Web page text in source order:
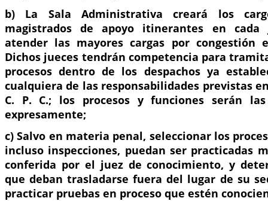
b) La Sala Administrativa creará los
magistrados de apoyo itinerantes en cada
atender las mayores cargas por congestión
Dichos jueces tendrán competencia para
procesos dentro de los despachos ya
cualquiera de las responsabilidades previstas
C. P. C.; los procesos y funciones serán
expresamente;
c) Salvo en materia penal, seleccionar los
incluso inspecciones, puedan ser practicadas
conferida por el juez de conocimiento, y
que deban trasladarse fuera del lugar de su
practicar pruebas en proceso que estén